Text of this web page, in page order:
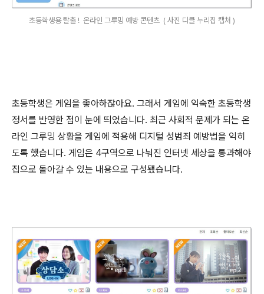
초등학생용 탈출 ! 온라인 그루밍 예방 콘텐츠 ( 사진 디클 누리집 캡쳐 )
초등학생은 게임을 좋아하잖아요. 그래서 게임에 익숙한 초등학생
정서를 반영한 점이 눈에 띄었습니다. 최근 사회적 문제가 되는 온
라인 그루밍 상황을 게임에 적용해 디지털 성범죄 예방법을 익히
도록 했습니다. 게임은 4구역으로 나눠진 인터넷 세상을 통과해야
집으로 돌아갈 수 있는 내용으로 구성됐습니다.